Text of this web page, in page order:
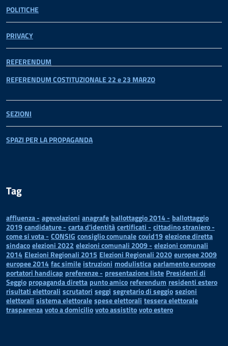
POLITICHE
PRIVACY
REFERENDUM
REFERENDUM COSTITUZIONALE 22 e 23 MARZO
SEZIONI
SPAZI PER LA PROPAGANDA
Tag
affluenza - agevolazioni anagrafe ballottaggio 2014 - ballottaggio
2019candidature - carta d'identitàcertificati - cittadino straniero -
come si vota - CONSIG consiglio comunalecovid19elezione diretta
sindacoelezioni 2022 elezioni comunali 2009 - elezioni comunali
2014 Elezioni Regionali 2015 Elezioni Regionali 2020europee 2009
europee 2014fac simile istruzioni modulistica parlamento europeo
portatori handicap preferenze - presentazione liste Presidenti di
Seggio propaganda diretta punto amico referendum residenti estero
risultati elettorali scrutatori seggi segretario di seggiosezioni
elettorali sistema elettoralespese elettorali tessera elettorale
trasparenzavoto a domiciliovoto assistitovoto estero